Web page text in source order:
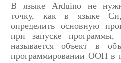
В языке Arduino не
точку, как в языке
определить основную
при запуске программы,
называется объект в
программировании ООП в